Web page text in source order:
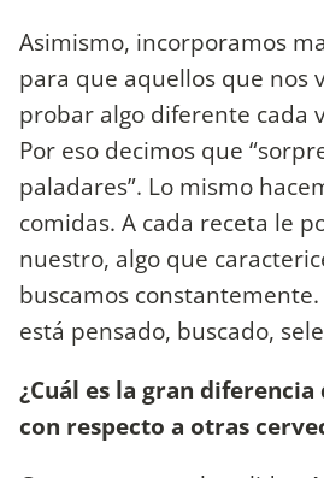
Asimismo, incorporamos
para que aquellos que nos
probar algo diferente cada
Por eso decimos que
paladares”. Lo mismo
comidas. A cada receta le
nuestro, algo que
buscamos
está pensado, buscado,
¿Cuál es la gran diferencia
con respecto a otras